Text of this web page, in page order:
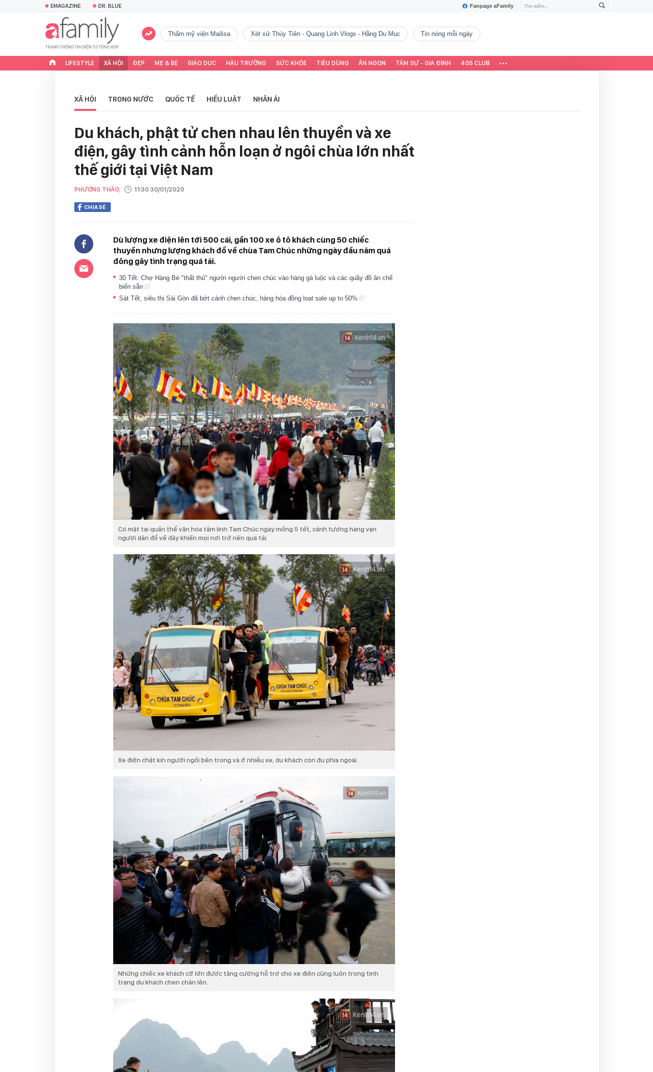
Fanpage aFamily
EMAGAZINE DR. BLUE
Thẩm mỹ viện Mailisa Xét xử Thùy Tiên - Quang Linh Vlogs - Hằng Du Mục tin nóng mỗi ngày
LIFESTYLE XÃ HỘI ĐẸP MẸ & BÉ GIÁO DỤC HẬU TRƯỜNG SỨC KHỎE TIÊU DÙNG ĂN NGON TÂM SỰ - GIA ĐÌNH 40S CLUB
XÃ HỘI TRONG NƯỚC QUỐC TẾ HIỂU LUẬT NHÂN ÁI
Du khách, phật tử chen nhau lên thuyền và xe
điện, gây tình cảnh hỗn loạn ở ngôi chùa lớn nhất
thế giới tại Việt Nam
PHƯƠNG THẢO, 11:30 30/01/2020
CHIA SẺ
Dù lượng xe điện lên tới 500 cái, gần 100 xe ô tô khách cùng 50 chiếc
thuyền nhưng lượng khách đổ về chùa Tam Chúc những ngày đầu năm quá
đông gây tình trạng quá tải.
30 Tết: Chợ Hàng Bè "thất thủ" người người chen chúc vào hàng gà luộc và các quầy đồ ăn chế
biến sẵn
Sát Tết, siêu thị Sài Gòn đã bớt cảnh chen chúc, hàng hóa đồng loạt sale up to 50%
Có mặt tại quần thể văn hóa tâm linh Tam Chúc ngày mồng 5 tết, cảnh tượng hàng vạn
người dân đổ về đây khiến mọi nơi trở nên quá tải.
Xe điện chật kín người ngồi bên trong và ở nhiều xe, du khách còn đu phía ngoài.
Những chiếc xe khách cỡ lớn được tăng cường hỗ trợ cho xe điện cũng luôn trong tình
trạng du khách chen chân lên.